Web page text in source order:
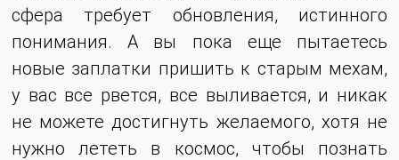
сфера требует обновления, истинного
понимания. А вы пока еще пытаетесь
новые заплатки пришить к старым мехам,
у вас все рвется, все выливается, и никак
не можете достигнуть желаемого, хотя не
нужно лететь в космос, чтобы познать